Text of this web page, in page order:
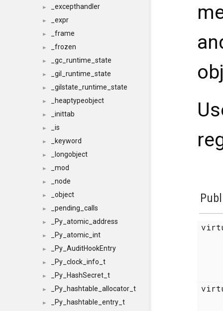
► _excepthandler
► _expr
► _frame
► _frozen
► _gc_runtime_state
► _gil_runtime_state
► _gilstate_runtime_state
► _heaptypeobject
► _inittab
► _is
► _keyword
► _longobject
► _mod
► _node
► _object
► _pending_calls
► _Py_atomic_address
► _Py_atomic_int
► _Py_AuditHookEntry
► _Py_clock_info_t
► _Py_HashSecret_t
► _Py_hashtable_allocator_t
► _Py_hashtable_entry_t